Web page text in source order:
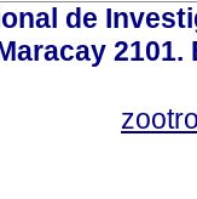
de
2101.